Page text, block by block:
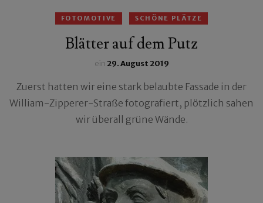
FOTOMOTIVE SCHÖNE PLÄTZE
Blätter auf dem Putz
ein29. August 2019
Zuerst hatten wir eine stark belaubte Fassade in der
William-Zipperer-Straße fotografiert, plötzlich sahen
wir überall grüne Wände.